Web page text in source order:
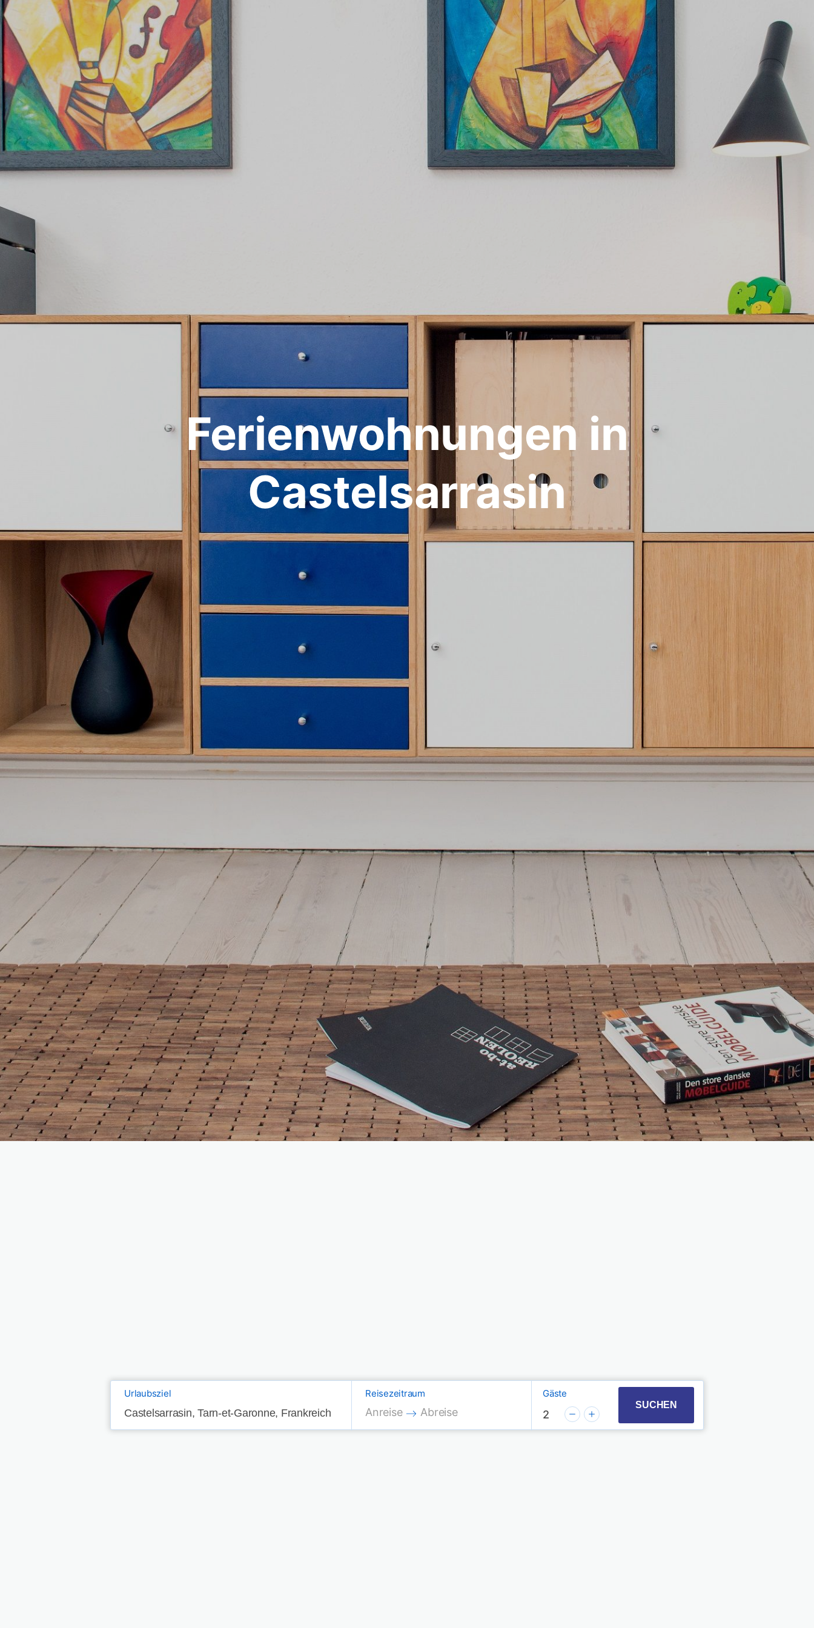
Ferienwohnungen in
Castelsarrasin
Urlaubsziel Reisezeitraum
Press the down arrow key to interact with the calendar and select a date. Press the
Anreise
Press the down arrow key to interact with the calendar and select a date.
Abreise
Gäste
2
SUCHEN